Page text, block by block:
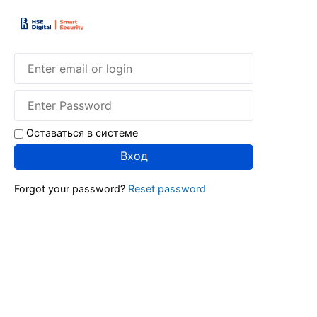
Оставаться в системе
Вход
Forgot your password? Reset password